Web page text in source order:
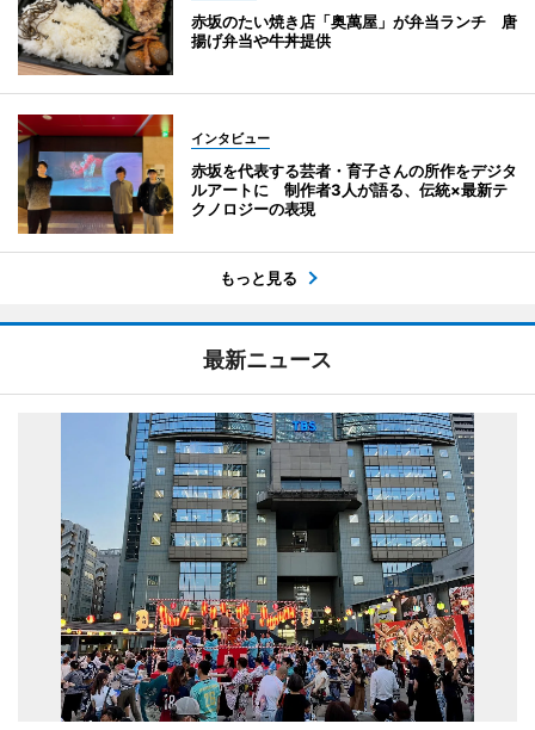
赤坂のたい焼き店「奥萬屋」が弁当ランチ 唐
揚げ弁当や牛丼提供
インタビュー
赤坂を代表する芸者・育子さんの所作をデジタ
ルアートに 制作者3人が語る、伝統×最新テ
クノロジーの表現
もっと見る
最新ニュース